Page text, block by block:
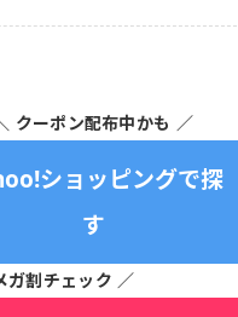
クーポン配布中かも ／
ショッピングで探
す
ガ割チェック ／